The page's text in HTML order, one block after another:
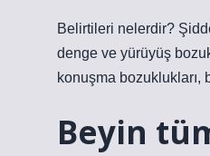
Belirtileri nelerdir?
denge ve yürüyüş
konuşma bozuklukları,
Beyin